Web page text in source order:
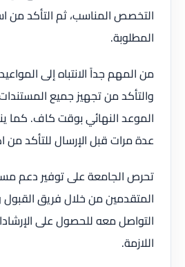
التخصص المناسب، ثم التأكد من
المطلوبة.
من المهم جداً الانتباه إلى
والتأكد من تجهيز جميع
الموعد النهائي بوقت كاف. كما
عدة مرات قبل الإرسال للتأكد من
تحرص الجامعة على توفير دعم
المتقدمين من خلال فريق
التواصل معه للحصول على
اللازمة.